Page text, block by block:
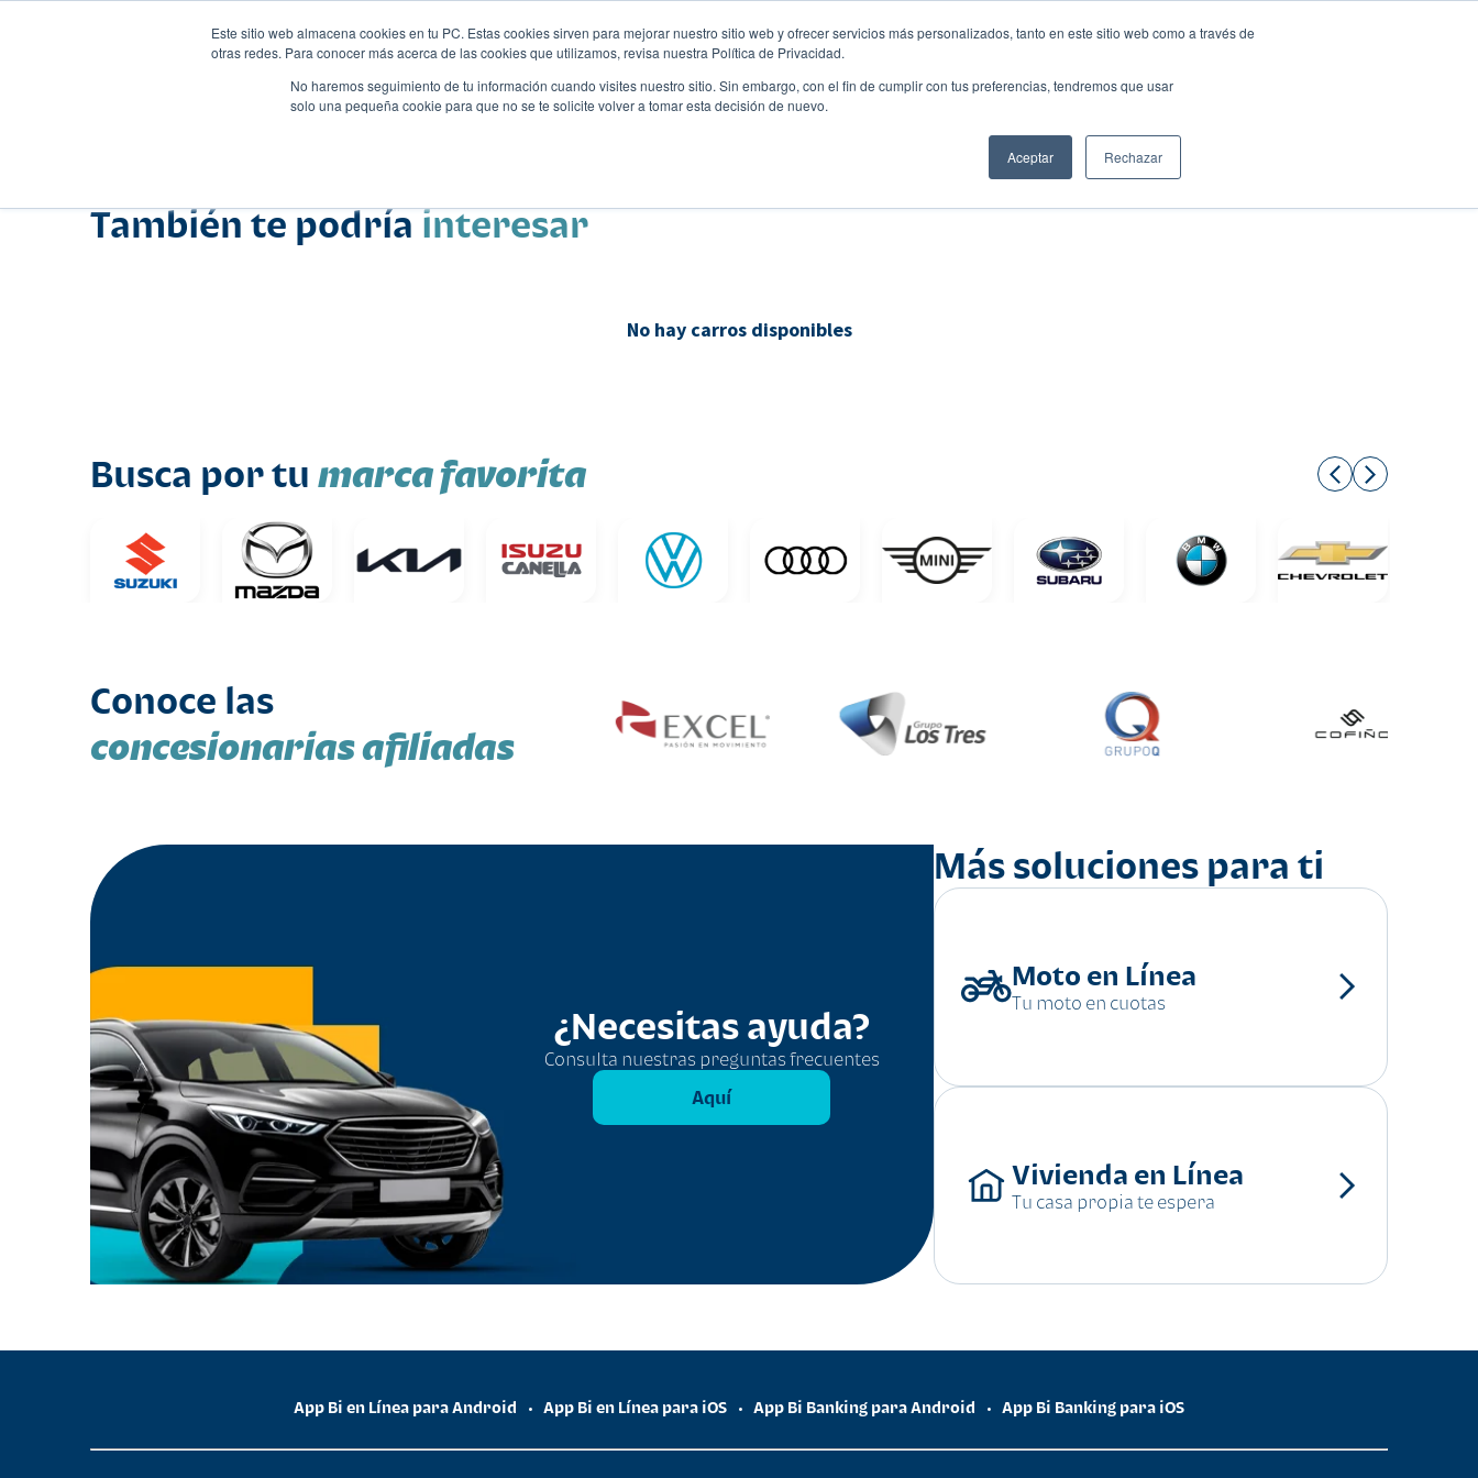
Este sitio web almacena cookies en tu PC. Estas cookies sirven para mejorar nuestro sitio web y ofrecer servicios más personalizados, tanto en este sitio web como a través de
otras redes. Para conocer más acerca de las cookies que utilizamos, revisa nuestra Política de Privacidad.
No haremos seguimiento de tu información cuando visites nuestro sitio. Sin embargo, con el fin de cumplir con tus preferencias, tendremos que usar
solo una pequeña cookie para que no se te solicite volver a tomar esta decisión de nuevo.
Aceptar Rechazar
Compartir:
También te podría interesar
No hay carros disponibles
Busca por tu marca favorita
Conoce las
concesionarias afiliadas
¿Necesitas ayuda?
Consulta nuestras preguntas frecuentes
Aquí
Más soluciones para ti
Moto en Línea
Tu moto en cuotas
Vivienda en Línea
Tu casa propia te espera
App Bi en Línea para Android • App Bi en Línea para iOS • App Bi Banking para Android • App Bi Banking para iOS